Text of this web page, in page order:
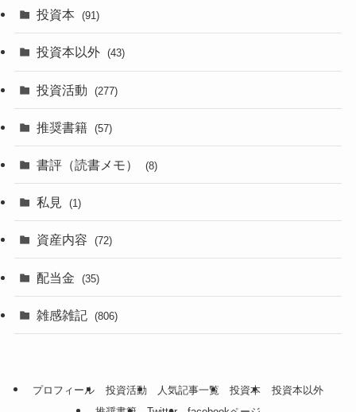
投資本 (91)
投資本以外 (43)
投資活動 (277)
推奨書籍 (57)
書評（読書メモ） (8)
私見 (1)
資産内容 (72)
配当金 (35)
雑感雑記 (806)
プロフィール 投資活動 人気記事一覧 投資本
投資本以外